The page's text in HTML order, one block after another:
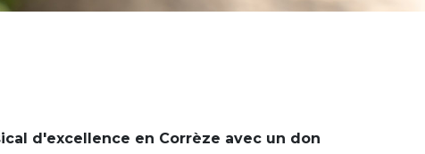
d'excellence en Corrèze avec un don